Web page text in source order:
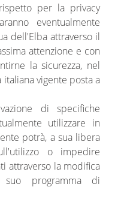
per la privacy
eventualmente
dell'Elba attraverso il
attenzione e con
la sicurezza, nel
vigente posta a
di specifiche
utilizzare in
potrà, a sua libera
o impedire
attraverso la modifica
programma di